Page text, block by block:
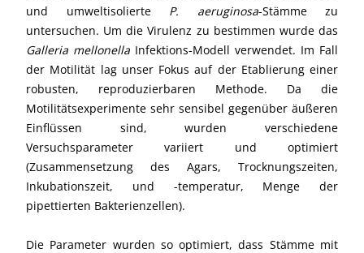
und umweltisolierte P. aeruginosa-Stämme zu
untersuchen. Um die Virulenz zu bestimmen wurde das
Galleria mellonella Infektions-Modell verwendet. Im Fall
der Motilität lag unser Fokus auf der Etablierung einer
robusten, reproduzierbaren Methode. Da die
Motilitätsexperimente sehr sensibel gegenüber äußeren
Einflüssen sind, wurden verschiedene
Versuchsparameter variiert und optimiert
(Zusammensetzung des Agars, Trocknungszeiten,
Inkubationszeit, und -temperatur, Menge der
pipettierten Bakterienzellen).
Die Parameter wurden so optimiert, dass Stämme mit